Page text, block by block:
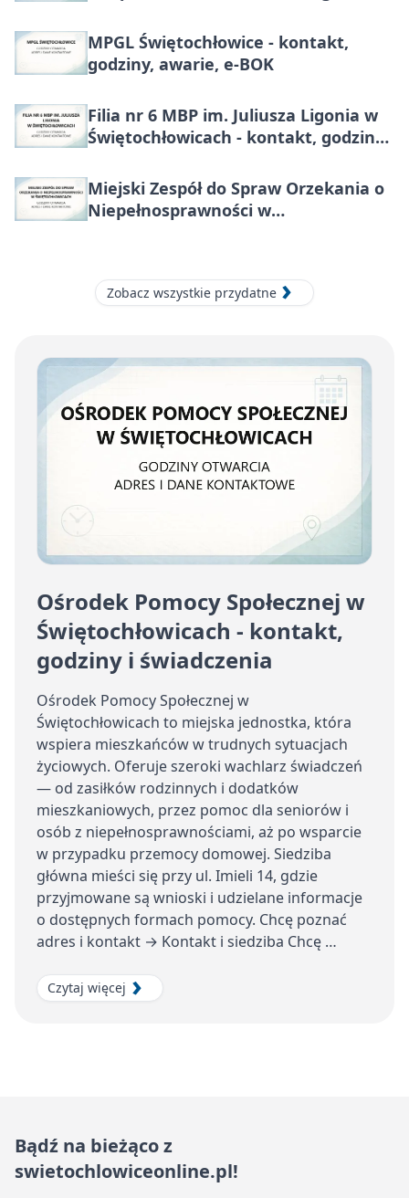
MPGL Świętochłowice - kontakt,
godziny, awarie, e-BOK
Filia nr 6 MBP im. Juliusza Ligonia w
Świętochłowicach - kontakt, godziny,
Miejski Zespół do Spraw Orzekania o
Niepełnosprawności w
Zobacz wszystkie przydatne
Ośrodek Pomocy Społecznej w
Świętochłowicach - kontakt,
godziny i świadczenia
Ośrodek Pomocy Społecznej w
Świętochłowicach to miejska jednostka, która
wspiera mieszkańców w trudnych sytuacjach
życiowych. Oferuje szeroki wachlarz świadczeń
— od zasiłków rodzinnych i dodatków
mieszkaniowych, przez pomoc dla seniorów i
osób z niepełnosprawnościami, aż po wsparcie
w przypadku przemocy domowej. Siedziba
główna mieści się przy ul. Imieli 14, gdzie
przyjmowane są wnioski i udzielane informacje
o dostępnych formach pomocy. Chcę poznać
adres i kontakt → Kontakt i siedziba Chcę …
Czytaj więcej
Bądź na bieżąco z
swietochlowiceonline.pl!